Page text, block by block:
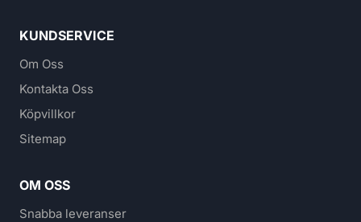
KUNDSERVICE
Om Oss
Kontakta Oss
Köpvillkor
Sitemap
OM OSS
Snabba leveranser